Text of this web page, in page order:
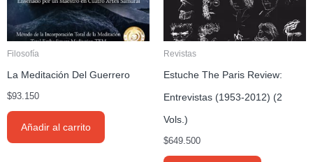
Filosofía
La Meditación Del Guerrero
$93.150
Añadir al carrito
Revistas
Estuche The Paris Review:
Entrevistas (1953-2012) (2
Vols.)
$649.500